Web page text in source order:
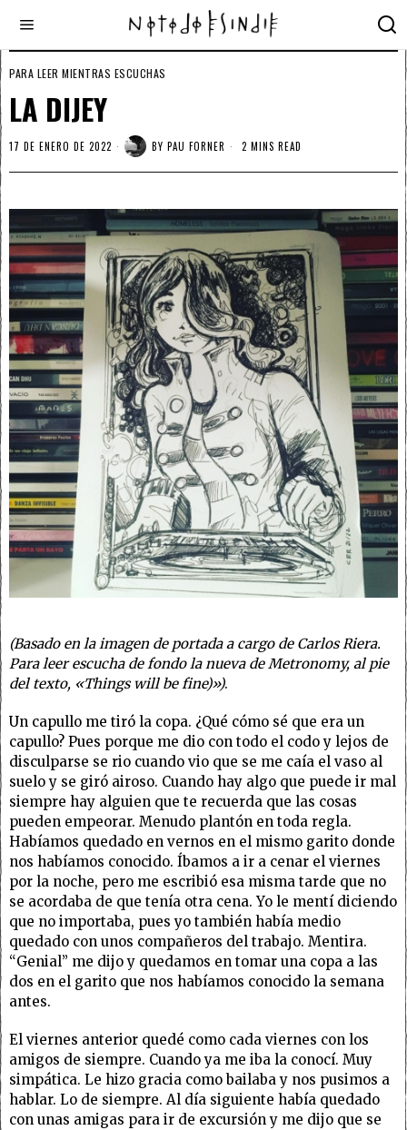
PARA LEER MIENTRAS ESCUCHAS
LA DIJEY
17 DE ENERO DE 2022 BY PAU FORNER 2 MINS READ
(Basado en la imagen de portada a cargo de Carlos Riera.
Para leer escucha de fondo la nueva de Metronomy, al pie
del texto, «Things will be fine)»).
Un capullo me tiró la copa. ¿Qué cómo sé que era un
capullo? Pues porque me dio con todo el codo y lejos de
disculparse se rio cuando vio que se me caía el vaso al
suelo y se giró airoso. Cuando hay algo que puede ir mal
siempre hay alguien que te recuerda que las cosas
pueden empeorar. Menudo plantón en toda regla.
Habíamos quedado en vernos en el mismo garito donde
nos habíamos conocido. Íbamos a ir a cenar el viernes
por la noche, pero me escribió esa misma tarde que no
se acordaba de que tenía otra cena. Yo le mentí diciendo
que no importaba, pues yo también había medio
quedado con unos compañeros del trabajo. Mentira.
“Genial” me dijo y quedamos en tomar una copa a las
dos en el garito que nos habíamos conocido la semana
antes.
El viernes anterior quedé como cada viernes con los
amigos de siempre. Cuando ya me iba la conocí. Muy
simpática. Le hizo gracia como bailaba y nos pusimos a
hablar. Lo de siempre. Al día siguiente había quedado
con unas amigas para ir de excursión y me dijo que se